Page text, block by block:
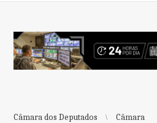
Câmara dos Deputados Câmara